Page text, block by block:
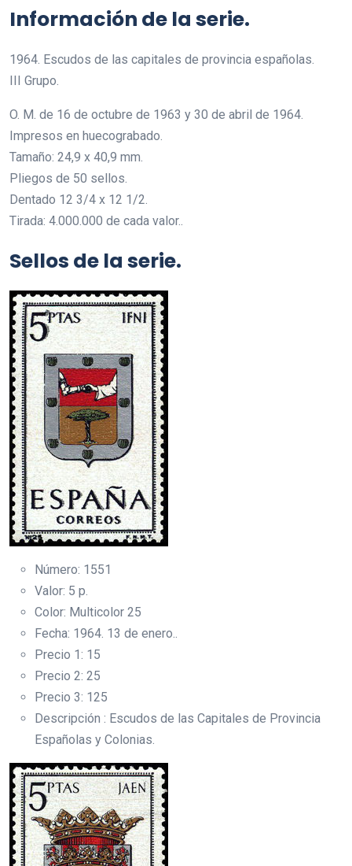
Información de la serie.
1964. Escudos de las capitales de provincia españolas.
III Grupo.
O. M. de 16 de octubre de 1963 y 30 de abril de 1964.
Impresos en huecograbado.
Tamaño: 24,9 x 40,9 mm.
Pliegos de 50 sellos.
Dentado 12 3/4 x 12 1/2.
Tirada: 4.000.000 de cada valor..
Sellos de la serie.
Número: 1551
Valor: 5 p.
Color: Multicolor 25
Fecha: 1964. 13 de enero..
Precio 1: 15
Precio 2: 25
Precio 3: 125
Descripción : Escudos de las Capitales de Provincia
Españolas y Colonias.